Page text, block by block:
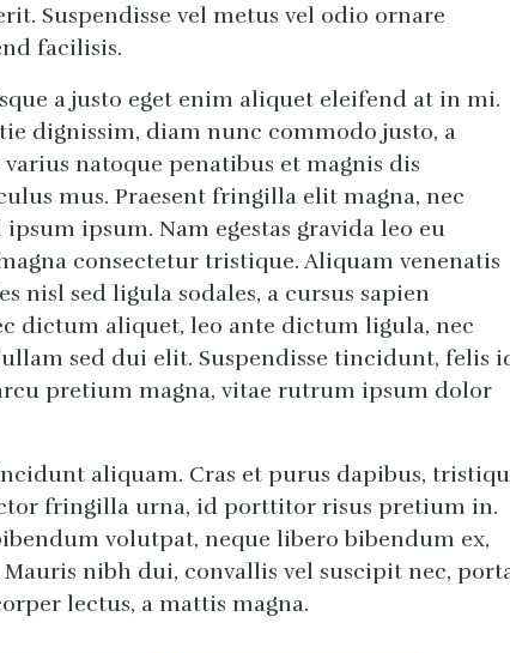
Suspendisse vel metus vel odio ornare
facilisis.
a justo eget enim aliquet eleifend at in mi.
dignissim, diam nunc commodo justo, a
natoque penatibus et magnis dis
mus. Praesent fringilla elit magna, nec
ipsum ipsum. Nam egestas gravida leo eu
consectetur tristique. Aliquam venenatis
nisl sed ligula sodales, a cursus sapien
dictum aliquet, leo ante dictum ligula, nec
sed dui elit. Suspendisse tincidunt, felis
pretium magna, vitae rutrum ipsum dolor
aliquam. Cras et purus dapibus,
fringilla urna, id porttitor risus pretium in.
volutpat, neque libero bibendum ex,
nibh dui, convallis vel suscipit nec,
lectus, a mattis magna.